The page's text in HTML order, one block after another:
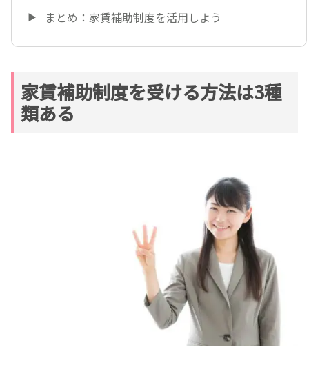
まとめ：家賃補助制度を活用しよう
家賃補助制度を受ける方法は3種
類ある